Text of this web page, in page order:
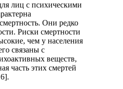
лиц с психическими
Они редко
Риски смертности
чем у населения
связаны с
веществ,
часть этих смертей